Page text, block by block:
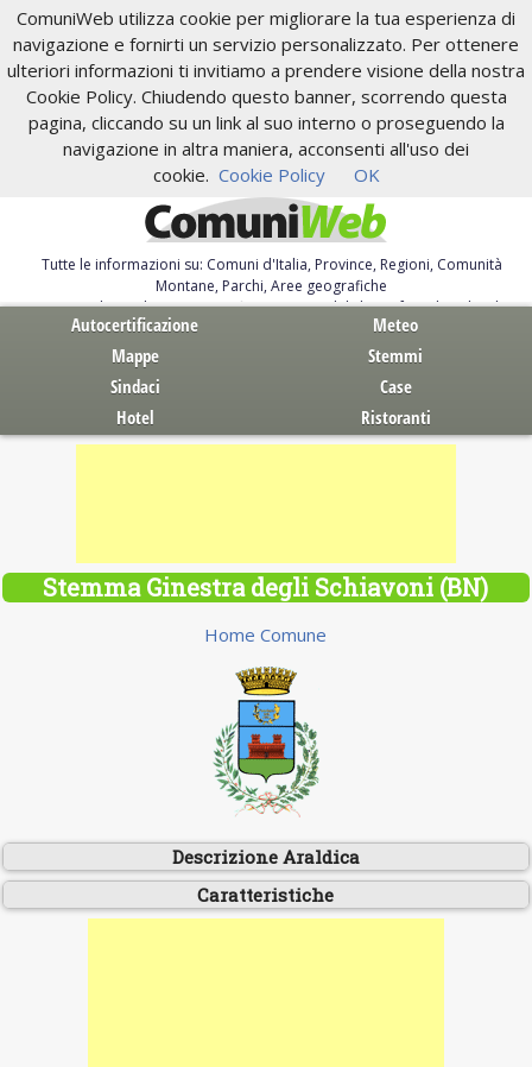
ComuniWeb utilizza cookie per migliorare la tua esperienza di
navigazione e fornirti un servizio personalizzato. Per ottenere
ulteriori informazioni ti invitiamo a prendere visione della nostra
Cookie Policy. Chiudendo questo banner, scorrendo questa
pagina, cliccando su un link al suo interno o proseguendo la
navigazione in altra maniera, acconsenti all'uso dei
cookie. Cookie Policy OK
Tutte le informazioni su: Comuni d'Italia, Province, Regioni, Comunità
Montane, Parchi, Aree geografiche
Servizi al Cittadino. Autocertificazione, moduli, leggi, free download
Autocertificazione
Meteo
Mappe
Stemmi
Sindaci
Case
Hotel
Ristoranti
Stemma Ginestra degli Schiavoni (BN)
Home Comune
Descrizione Araldica
Caratteristiche